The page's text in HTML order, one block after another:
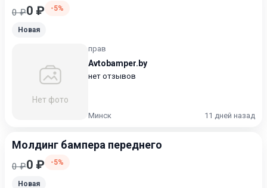
0 ₽0 ₽ -5%
Новая
Нет фото
прав
Avtobamper.by
нет отзывов
Минск 11 дней назад
Молдинг бампера переднего
0 ₽0 ₽ -5%
Новая